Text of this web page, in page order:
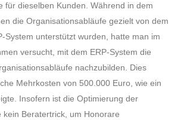
für dieselben Kunden. Während in dem
die Organisationsabläufe gezielt von dem
System unterstützt wurden, hatte man im
versucht, mit dem ERP-System die
nachzubilden. Dies
Mehrkosten von 500.000 Euro, wie ein
Insofern ist die Optimierung der
kein Beratertrick, um Honorare